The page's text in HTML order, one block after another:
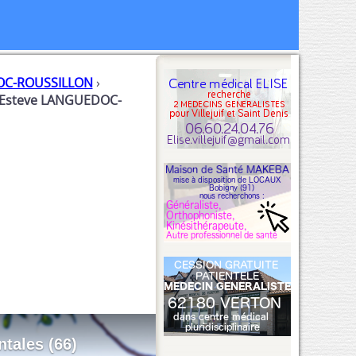
ROUSSILLON ›
LANGUEDOC-
(66)